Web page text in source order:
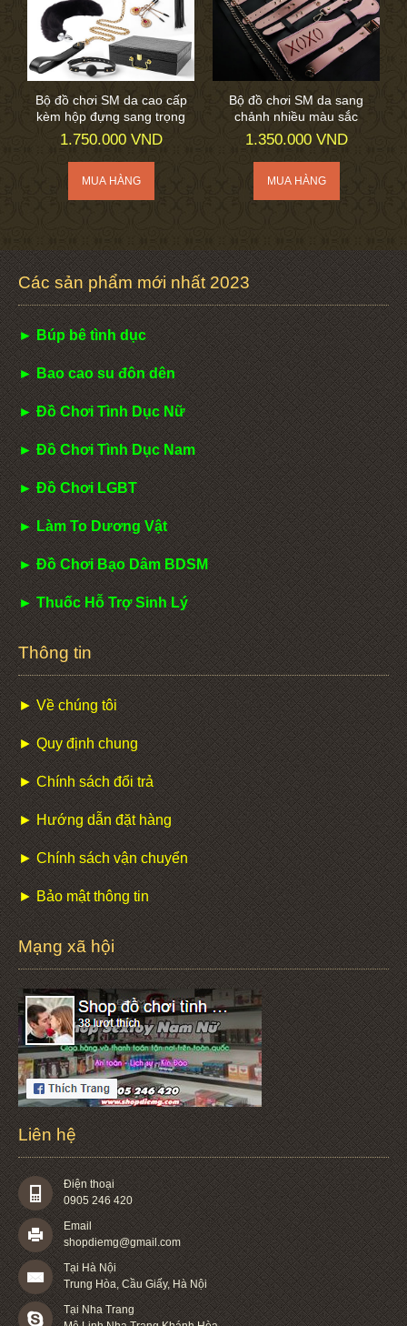
Bộ đồ chơi SM da cao cấp
kèm hộp đựng sang trọng
1.750.000 VND
Bộ đồ chơi SM da sang
chảnh nhiều màu sắc
1.350.000 VND
Các sản phẩm mới nhất 2023
► Búp bê tình dục
► Bao cao su đôn dên
► Đồ Chơi Tình Dục Nữ
► Đồ Chơi Tình Dục Nam
► Đồ Chơi LGBT
► Làm To Dương Vật
► Đồ Chơi Bạo Dâm BDSM
► Thuốc Hỗ Trợ Sinh Lý
Thông tin
► Về chúng tôi
► Quy định chung
► Chính sách đổi trả
► Hướng dẫn đặt hàng
► Chính sách vận chuyển
► Bảo mật thông tin
Mạng xã hội
Liên hệ
Điện thoại
0905 246 420
Email
shopdiemg@gmail.com
Tại Hà Nội
Trung Hòa, Cầu Giấy, Hà Nội
Tại Nha Trang